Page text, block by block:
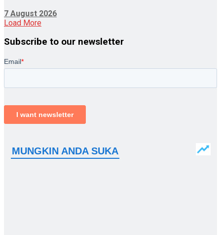
7 August 2026
Load More
Subscribe to our newsletter